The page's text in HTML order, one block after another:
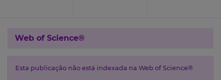
Web of Science®
Esta publicação não está indexada na Web of Science®